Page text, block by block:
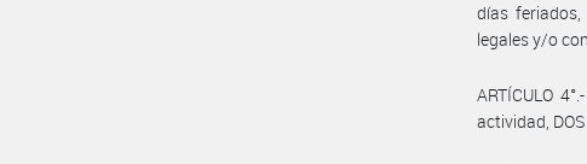
días
legales y/o
ARTÍCULO
actividad,